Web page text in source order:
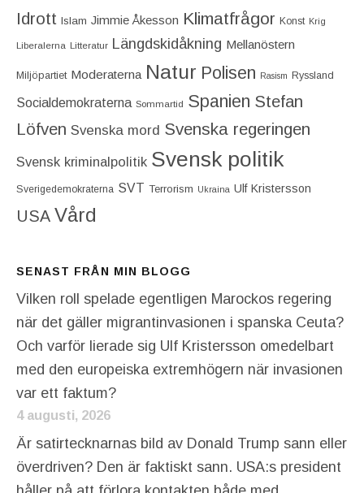
Idrott Islam Jimmie Åkesson Klimatfrågor Konst Krig
Liberalerna Litteratur Längdskidåkning Mellanöstern
Miljöpartiet Moderaterna Natur Polisen Rasism Ryssland
Socialdemokraterna Sommartid Spanien Stefan
Löfven Svenska mord Svenska regeringen
Svensk kriminalpolitik Svensk politik
Sverigedemokraterna SVT Terrorism Ukraina Ulf Kristersson
USA Vård
SENAST FRÅN MIN BLOGG
Vilken roll spelade egentligen Marockos regering
när det gäller migrantinvasionen i spanska Ceuta?
Och varför lierade sig Ulf Kristersson omedelbart
med den europeiska extremhögern när invasionen
var ett faktum?
4 augusti, 2026
Är satirtecknarnas bild av Donald Trump sann eller
överdriven? Den är faktiskt sann. USA:s president